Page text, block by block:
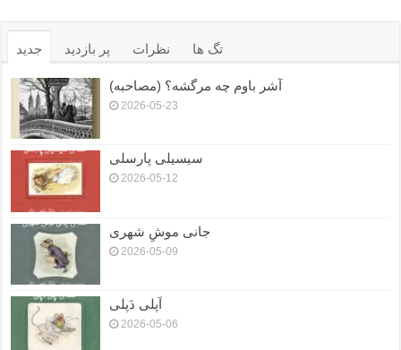
جدید پر بازدید نظرات تگ ها
آشر باوم چه مرگشه؟ (مصاحبه)
2026-05-23
سیسیلی پارسلی
2026-05-12
جانی موشِ شهری
2026-05-09
اَپلی دَپلی
2026-05-06